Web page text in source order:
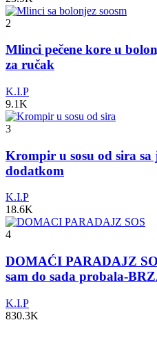
2
Mlinci pečene kore u
za ručak
K.I.P
9.1K
3
Krompir u sosu od sira
dodatkom
K.I.P
18.6K
4
DOMAĆI PARADAJZ
sam do sada probala-
K.I.P
830.3K